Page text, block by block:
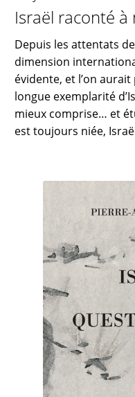
Israël raconté à
Depuis les attentats
dimension
évidente, et l’on
longue exemplarité
mieux comprise… et
est toujours niée,